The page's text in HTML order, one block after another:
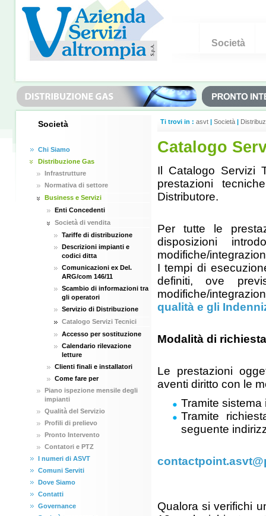
Società
Società
Chi Siamo
Distribuzione Gas
Infrastrutture
Normativa di settore
Business e Servizi
Enti Concedenti
Società di vendita
Tariffe di distribuzione
Descrizioni impianti e
codici ditta
Comunicazioni ex Del.
ARG/com 146/11
Scambio di informazioni tra
gli operatori
Servizio di Distribuzione
Catalogo Servizi Tecnici
Accesso per sostituzione
Calendario rilevazione
letture
Clienti finali e installatori
Come fare per
Piano ispezione mensile degli
impianti
Qualità del Servizio
Profili di prelievo
Pronto Intervento
Contatori e PTZ
I numeri di ASVT
Comuni Serviti
Dove Siamo
Contatti
Governance
Ti trovi in : asvt | Società |
Catalogo
Il Catalogo Servizi
prestazioni
Distributore.
Per tutte le
disposizioni
modifiche/
I tempi di
definiti, ove
modifiche/
qualità e gli
Modalità di richiesta
Le prestazioni
aventi diritto con le
Tramite sistema
Tramite
seguente
Qualora si verifichi